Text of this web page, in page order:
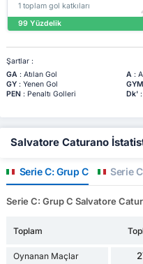
1 toplam gol katkıları
99 Yüzdelik
Şartlar :
GA: Atılan Gol A:
GY: Yenen Gol GYM
PEN : Penaltı Golleri Dk':
Salvatore Caturano
Serie C: Grup C Serie
Serie C: Grup C Salvatore
Toplam
Oynanan Maçlar